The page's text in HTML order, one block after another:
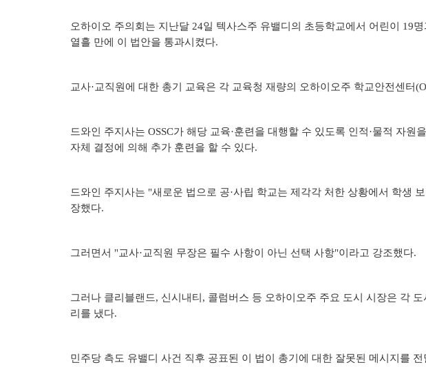
오하이오 주의회는 지난달 24일 텍사스주 유밸디의 초등학교에서 어린이 19
열흘 만에 이 법안을 통과시켰다.
교사·교직원에 대한 총기 교육은 각 교육청 재량의 오하이오주 학교안전센터
드와인 주지사는 OSSC가 해당 교육·훈련을 대행할 수 있도록 인적·물적 자
자체 결정에 의해 추가 훈련을 할 수 있다.
드와인 주지사는 "새로운 법으로 공·사립 학교는 제각각 처한 상황에서 학생
장했다.
그러면서 "교사·교직원 무장은 필수 사항이 아닌 선택 사항"이라고 강조했다.
그러나 클리블랜드, 신시내티, 콜럼버스 등 오하이오주 주요 도시 시장은 각
리를 냈다.
민주당 측도 유밸디 사건 직후 공표된 이 법이 총기에 대한 잘못된 메시지를